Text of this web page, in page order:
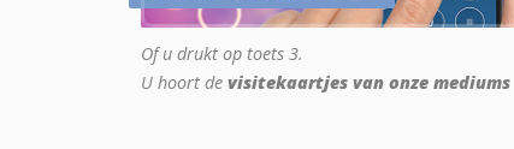
Of u drukt op toets 3.
U hoort de visitekaartjes van onze mediums